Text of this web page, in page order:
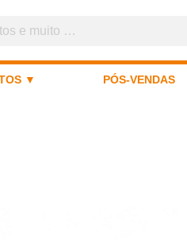
▼ PÓS-VENDAS